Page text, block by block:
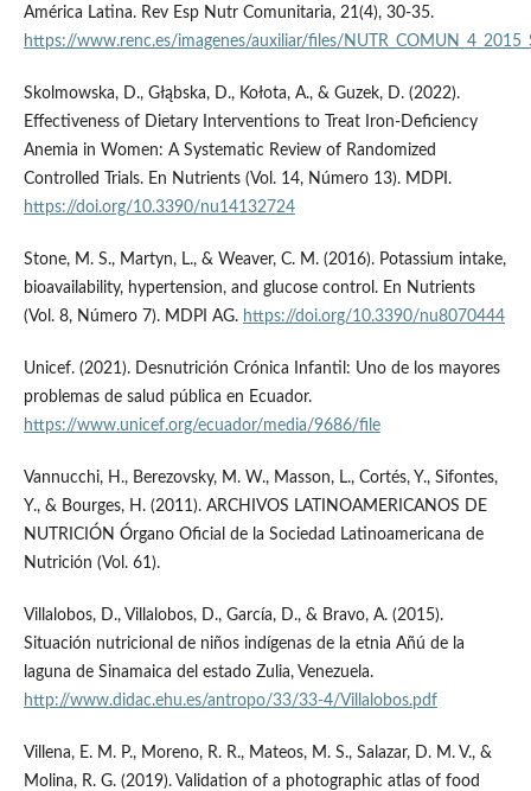
América Latina. Rev Esp Nutr Comunitaria, 21(4), 30-35.
https://www.renc.es/imagenes/auxiliar/files/
Skolmowska, D., Głąbska, D., Kołota, A., & Guzek, D. (2022).
Effectiveness of Dietary Interventions to Treat Iron-Deficiency
Anemia in Women: A Systematic Review of Randomized
Controlled Trials. En Nutrients (Vol. 14, Número 13). MDPI.
https://doi.org/10.3390/nu14132724
Stone, M. S., Martyn, L., & Weaver, C. M. (2016). Potassium intake,
bioavailability, hypertension, and glucose control. En Nutrients
(Vol. 8, Número 7). MDPI AG. https://doi.org/10.3390/nu8070444
Unicef. (2021). Desnutrición Crónica Infantil: Uno de los mayores
problemas de salud pública en Ecuador.
https://www.unicef.org/ecuador/media/9686/file
Vannucchi, H., Berezovsky, M. W., Masson, L., Cortés, Y., Sifontes,
Y., & Bourges, H. (2011). ARCHIVOS LATINOAMERICANOS DE
NUTRICIÓN Órgano Oficial de la Sociedad Latinoamericana de
Nutrición (Vol. 61).
Villalobos, D., Villalobos, D., García, D., & Bravo, A. (2015).
Situación nutricional de niños indígenas de la etnia Añú de la
laguna de Sinamaica del estado Zulia, Venezuela.
http://www.didac.ehu.es/antropo/33/33-4/Villalobos.pdf
Villena, E. M. P., Moreno, R. R., Mateos, M. S., Salazar, D. M. V., &
Molina, R. G. (2019). Validation of a photographic atlas of food